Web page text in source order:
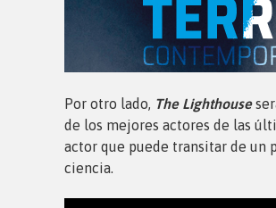
Por otro lado, The Lighthouse
de los mejores actores de las
actor que puede transitar de un
ciencia.